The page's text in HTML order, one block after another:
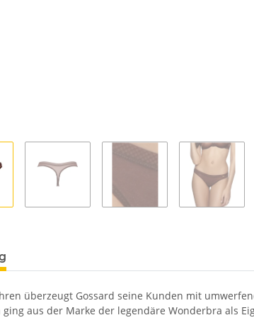
überzeugt Gossard seine Kunden mit
ging aus der Marke der legendäre Wonderbra als